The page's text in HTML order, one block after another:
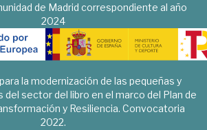
de Madrid correspondiente al año
2024
la modernización de las pequeñas y
del sector del libro en el marco del Plan de
y Resiliencia. Convocatoria
2022.